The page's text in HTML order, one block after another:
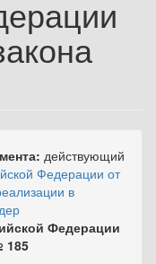
действующий
Федерации от
в
Федерации
185